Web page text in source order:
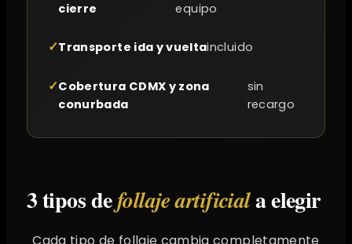
cierre
equipo
Transporte ida y vueltaincluido
Cobertura CDMX y zona
conurbada
sin
recargo
3 tipos defollaje artificiala elegir